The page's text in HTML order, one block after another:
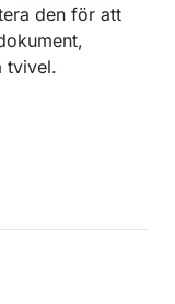
den för att
tvivel.